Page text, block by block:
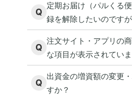
Q
定期お届け（パルくる
録を解除したいのですが
Q
注文サイト・アプリの
な項目が表示されてい
Q
出資金の増資額の変更
すか？